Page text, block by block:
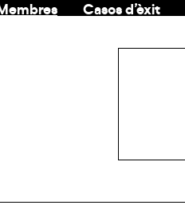
Casos d’èxit